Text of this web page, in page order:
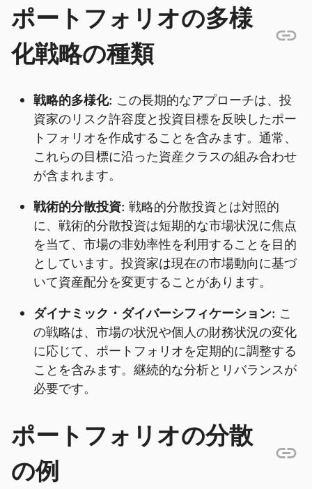
ポートフォリオの多様
化戦略の種類
戦略的多様化: この長期的なアプローチは、投
資家のリスク許容度と投資目標を反映したポー
トフォリオを作成することを含みます。通常、
これらの目標に沿った資産クラスの組み合わせ
が含まれます。
戦術的分散投資: 戦略的分散投資とは対照的
に、戦術的分散投資は短期的な市場状況に焦点
を当て、市場の非効率性を利用することを目的
としています。投資家は現在の市場動向に基づ
いて資産配分を変更することがあります。
ダイナミック・ダイバーシフィケーション: こ
の戦略は、市場の状況や個人の財務状況の変化
に応じて、ポートフォリオを定期的に調整する
ことを含みます。継続的な分析とリバランスが
必要です。
ポートフォリオの分散
の例